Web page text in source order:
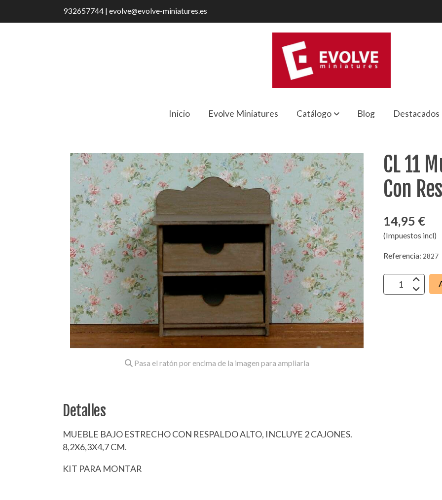
932657744 | evolve@evolve-miniatures.es
Inicio Evolve Miniatures Catálogo Blog Destacados
CL 11 Mueble Bajo Estrecho Con Respaldo Alto Y Cajones
Pasa el ratón por encima de la imagen para ampliarla
Detalles
MUEBLE BAJO ESTRECHO CON RESPALDO ALTO, INCLUYE 2 CAJONES.
8,2X6,3X4,7 CM.
KIT PARA MONTAR
CL 11
Con
14,95 €
(Impuestos incl)
Referencia: 2827